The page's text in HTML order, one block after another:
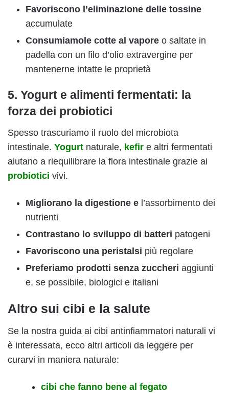
Favoriscono l’eliminazione delle tossine
accumulate
Consumiamole cotte al vapore o saltate in
padella con un filo d’olio extravergine per
mantenerne intatte le proprietà
5. Yogurt e alimenti fermentati: la
forza dei probiotici
Spesso trascuriamo il ruolo del microbiota
intestinale. Yogurt naturale, kefir e altri fermentati
aiutano a riequilibrare la flora intestinale grazie ai
probiotici vivi.
Migliorano la digestione e l’assorbimento dei
nutrienti
Contrastano lo sviluppo di batteri patogeni
Favoriscono una peristalsi più regolare
Preferiamo prodotti senza zuccheri aggiunti
e, se possibile, biologici e italiani
Altro sui cibi e la salute
Se la nostra guida ai cibi antinfiammatori naturali vi
è interessata, ecco altri articoli da leggere per
curarvi in maniera naturale:
cibi che fanno bene al fegato